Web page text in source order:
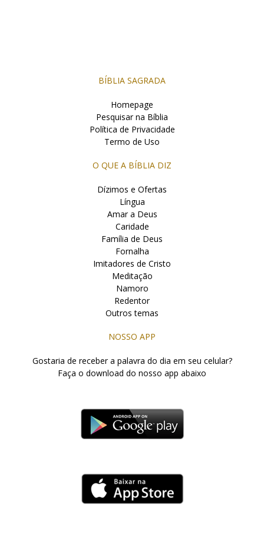
BÍBLIA SAGRADA
Homepage
Pesquisar na Bíblia
Política de Privacidade
Termo de Uso
O QUE A BÍBLIA DIZ
Dízimos e Ofertas
Língua
Amar a Deus
Caridade
Família de Deus
Fornalha
Imitadores de Cristo
Meditação
Namoro
Redentor
Outros temas
NOSSO APP
Gostaria de receber a palavra do dia em seu celular?
Faça o download do nosso app abaixo